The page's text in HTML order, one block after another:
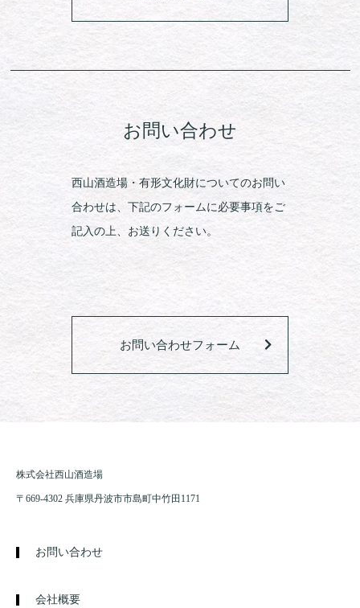
お問い合わせ
西山酒造場・有形文化財についてのお問い
合わせは、下記のフォームに必要事項をご
記入の上、お送りください。
お問い合わせフォーム
株式会社西山酒造場
〒669-4302 兵庫県丹波市市島町中竹田1171
お問い合わせ
会社概要